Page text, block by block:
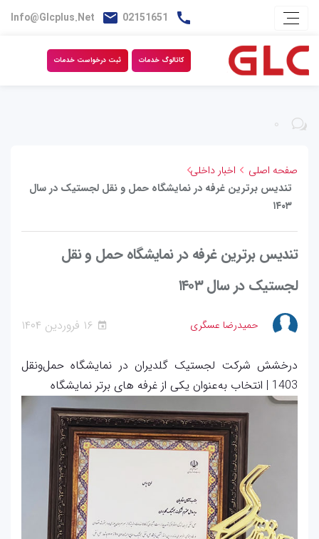
02151651
Info@glcplus.net
کاتالوگ خدمات ثبت درخواست خدمات
۰
صفحه اصلی
اخبار داخلی
تندیس برترین غرفه در نمایشگاه حمل و نقل لجستیک در سال
۱۴۰۳
تندیس برترین غرفه در نمایشگاه حمل و نقل
لجستیک در سال ۱۴۰۳
حمیدرضا عسگری ۱۶ فروردين ۱۴۰۴
درخشش شرکت لجستیک گلدیران در نمایشگاه حمل‌ونقل
1403 | انتخاب به‌عنوان یکی از غرفه های برتر نمایشگاه